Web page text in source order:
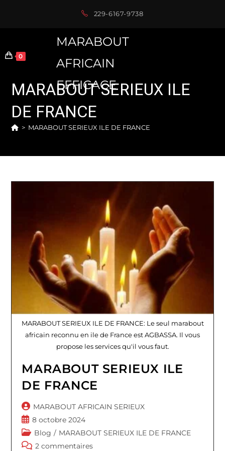
229-6167-9738
0
MARABOUT
AFRICAIN
EFFICACE
MARABOUT SERIEUX ILE
DE FRANCE
> MARABOUT SERIEUX ILE DE FRANCE
MARABOUT SERIEUX ILE DE FRANCE: Le seul marabout
africain reconnu en ile de France est AGBASSA. Il vous
propose les services qu'il vous faut.
MARABOUT SERIEUX ILE
DE FRANCE
Auteur/autrice
de
la
publication :
MARABOUT AFRICAIN SERIEUX
Publication
publiée :
8 octobre 2024
Post
category:
Blog / MARABOUT SERIEUX ILE DE FRANCE
Commentaires
2 commentaires